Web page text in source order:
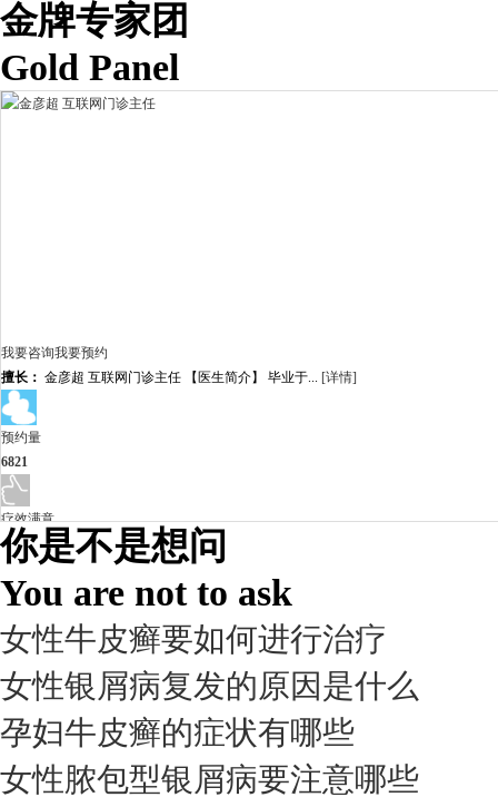
金牌专家团
Gold Panel
我要咨询我要预约
擅长： 金彦超 互联网门诊主任 【医生简介】 毕业于... [详情]
预约量
6821
疗效满意
98%
你是不是想问
You are not to ask
女性牛皮癣要如何进行治疗
女性银屑病复发的原因是什么
孕妇牛皮癣的症状有哪些
女性脓包型银屑病要注意哪些